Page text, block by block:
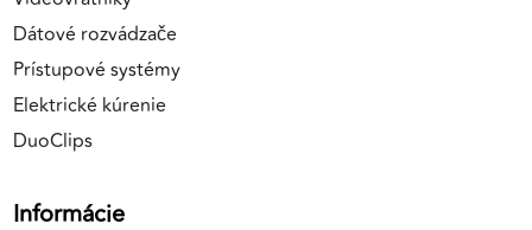
Dátové rozvádzače
Prístupové systémy
Elektrické kúrenie
DuoClips
Informácie